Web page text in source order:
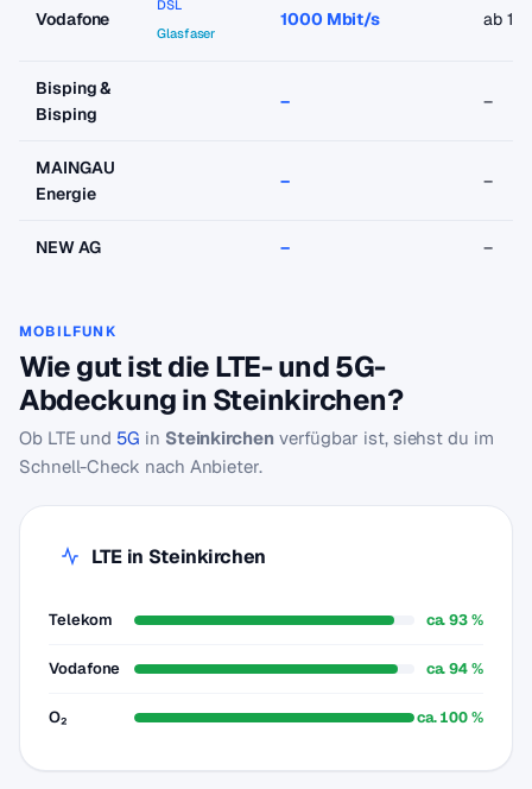
Vodafone
DSL
Glasfaser
1000 Mbit/s ab
Bisping &
Bisping
– –
MAINGAU
Energie
– –
NEW AG – –
MOBILFUNK
Wie gut ist die LTE- und 5G-
Abdeckung in Steinkirchen?
Ob LTE und 5G in Steinkirchenverfügbar ist, siehst du im
Schnell-Check nach Anbieter.
LTE in Steinkirchen
Telekom ca. 93 %
Vodafone ca. 94 %
O₂ ca. 100 %